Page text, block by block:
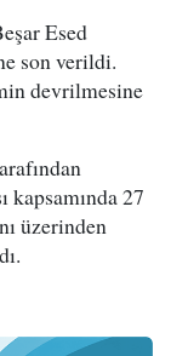
Esed
son verildi.
devrilmesine
kapsamında 27
üzerinden